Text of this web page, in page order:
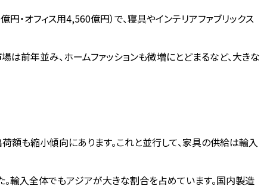
円・オフィス用4,560億円）で、寝具やインテリアファブリックス
は前年並み、ホームファッションも微増にとどまるなど、大きな
荷額も縮小傾向にあります。これと並行して、家具の供給は輸入
。輸入全体でもアジアが大きな割合を占めています。国内製造